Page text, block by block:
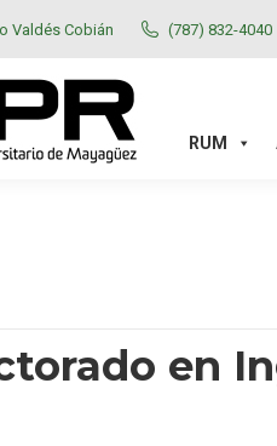
Valdés Cobián (787) 832-4040
RUM
en
ADMISIONES